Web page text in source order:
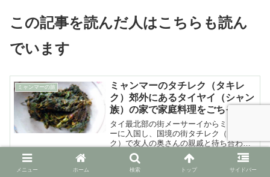
この記事を読んだ人はこちらも読ん
でいます
ミャンマーの旅
ミャンマーのタチレク（タキレ
ク）郊外にあるタイヤイ（シャン
族）の家で家庭料理をごちそうに
なる
タイ最北部の街メーサーイからミャンマ
ーに入国し、国境の街タチレク（タキレ
ク）で友人の奥さんの親戚と待ち合わせ
て車に乗せてもらい、彼女の実家へと向
かった。家は、タチレク（タキレク）の
空港を越えてから……
メニュー ホーム 検索 トップ サイドバー